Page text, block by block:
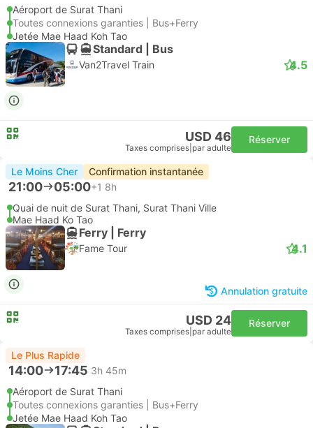
Aéroport de Surat Thani
Toutes connexions garanties | Bus+Ferry
Jetée Mae Haad Koh Tao
Standard | Bus
Van2Travel Train 4.5
USD 46
Taxes comprises par adulte
Réserver
Le Moins Cher Confirmation instantanée
21:00 05:00+1 8h
Quai de nuit de Surat Thani, Surat Thani Ville
Mae Haad Ko Tao
Ferry | Ferry
Fame Tour 4.1
Annulation gratuite
USD 24
Taxes comprises par adulte
Réserver
Le Plus Rapide
14:00 17:45 3h 45m
Aéroport de Surat Thani
Toutes connexions garanties | Bus+Ferry
Jetée Mae Haad Koh Tao